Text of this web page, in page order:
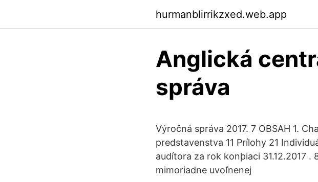
hurmanblirrikzxed.web.app
Anglická
správa
Výročná správa 2017. 7 OBSAH 1.
predstavenstva 11 Prílohy 21
audítora za rok konþiaci 31.12.2017
mimoriadne uvoľnenej